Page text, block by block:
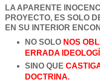
LA APARENTE
PROYECTO, ES SOLO
EN SU INTERIOR
NO SOLO NOS
ERRADA
SINO QUE
DOCTRINA.